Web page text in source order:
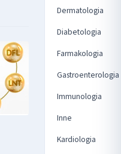
Dermatologia
Diabetologia
Farmakologia
Gastroenterologia
Immunologia
Inne
Kardiologia